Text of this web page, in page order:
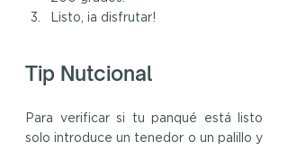
Listo, ¡a disfrutar!
Tip Nutcional
Para verificar si tu panqué está listo
solo introduce un tenedor o un palillo y